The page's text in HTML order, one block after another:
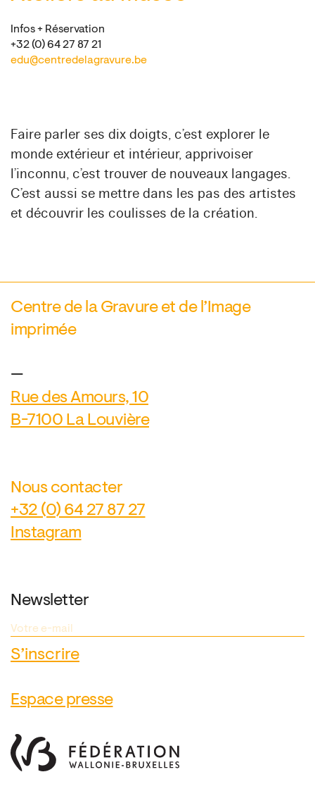
Infos + Réservation
+32 (0) 64 27 87 21
edu@centredelagravure.be
Faire parler ses dix doigts, c’est explorer le
monde extérieur et intérieur, apprivoiser
l’inconnu, c’est trouver de nouveaux langages.
C’est aussi se mettre dans les pas des artistes
et découvrir les coulisses de la création.
Centre de la Gravure et de l’Image
imprimée
—
Rue des Amours, 10
B-7100 La Louvière
Nous contacter
+32 (0) 64 27 87 27
Instagram
Newsletter
Espace presse